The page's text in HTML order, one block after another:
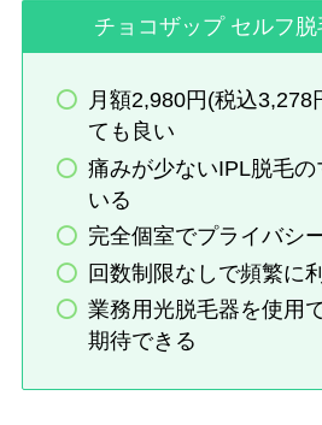
チョコザップ セルフ脱
月額2,980円(税込3,278
ても良い
痛みが少ないIPL脱毛
いる
完全個室でプライバシ
回数制限なしで頻繁に
業務用光脱毛器を使用
期待できる